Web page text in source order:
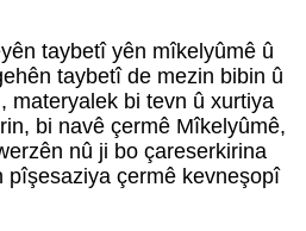
taybetî yên mîkelyûmê û
taybetî de mezin bibin û
materyalek bi tevn û xurtiya
bi navê çermê Mîkelyûmê,
nû ji bo çareserkirina
pîşesaziya çermê kevneşopî